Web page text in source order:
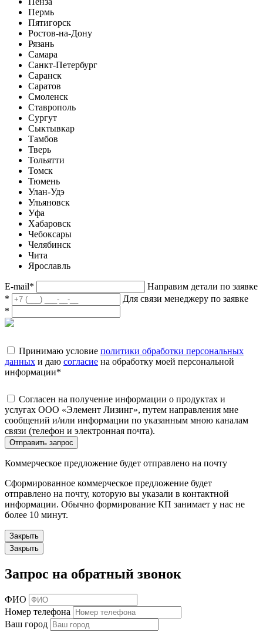
Пермь
Пятигорск
Ростов-на-Дону
Рязань
Самара
Санкт-Петербург
Саранск
Саратов
Смоленск
Ставрополь
Сургут
Сыктывкар
Тамбов
Тверь
Тольятти
Томск
Тюмень
Улан-Удэ
Ульяновск
Уфа
Хабаровск
Чебоксары
Челябинск
Чита
Ярославль
E-mail*
Направим детали по заявке
*
Для связи менеджеру по заявке
*
Принимаю условие политики обработки персональных
данных и даю согласие на обработку моей персональной
информации*
Согласен на получение информации о продуктах и
услугах ООО «Элемент Лизинг», путем направления мне
сообщений и/или информации по указанным мною каналам
связи (телефон и электронная почта).
Отправить запрос
Коммерческое предложение будет отправлено на почту
Сформированное коммерческое предложение будет
отправлено на почту, которую вы указали в контактной
информации. Обычно формирование КП занимает у нас не
более 10 минут.
Закрыть
Закрыть
Запрос на обратный звонок
ФИО
Номер телефона
Ваш город